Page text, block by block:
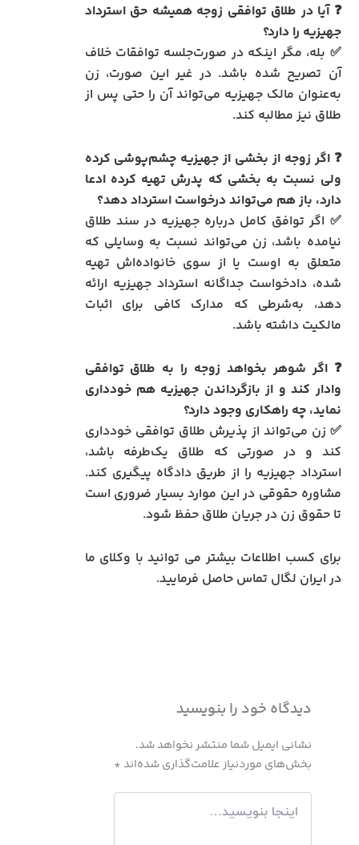
❓ آیا در طلاق توافقی زوجه همیشه حق استرداد
جهیزیه را دارد؟
✅ بله، مگر اینکه در صورت‌جلسه توافقات خلاف
آن تصریح شده باشد. در غیر این‌ صورت، زن
به‌عنوان مالک جهیزیه می‌تواند آن را حتی پس از
طلاق نیز مطالبه کند.
❓ اگر زوجه از بخشی از جهیزیه چشم‌پوشی کرده
ولی نسبت به بخشی که پدرش تهیه کرده ادعا
دارد، باز هم می‌تواند درخواست استرداد دهد؟
✅ اگر توافق کامل درباره جهیزیه در سند طلاق
نیامده باشد، زن می‌تواند نسبت به وسایلی که
متعلق به اوست یا از سوی خانواده‌اش تهیه
شده، دادخواست جداگانه استرداد جهیزیه ارائه
دهد، به‌شرطی که مدارک کافی برای اثبات
مالکیت داشته باشد.
❓ اگر شوهر بخواهد زوجه را به طلاق توافقی
وادار کند و از بازگرداندن جهیزیه هم خودداری
نماید، چه راهکاری وجود دارد؟
✅ زن می‌تواند از پذیرش طلاق توافقی خودداری
کند و در صورتی که طلاق یک‌طرفه باشد،
استرداد جهیزیه را از طریق دادگاه پیگیری کند.
مشاوره حقوقی در این موارد بسیار ضروری است
تا حقوق زن در جریان طلاق حفظ شود.
برای کسب اطلاعات بیشتر می توانید با وکلای ما
در ایران لگال تماس حاصل فرمایید.
دیدگاه‌ خود را بنویسید
نشانی ایمیل شما منتشر نخواهد شد.
بخش‌های موردنیاز علامت‌گذاری شده‌اند *
اینجا
بنویسید…